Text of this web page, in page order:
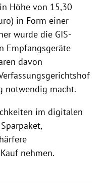
Höhe von 15,30
in Form einer
wurde die GIS-
Empfangsgeräte
davon
notwendig macht.
im digitalen
nehmen.